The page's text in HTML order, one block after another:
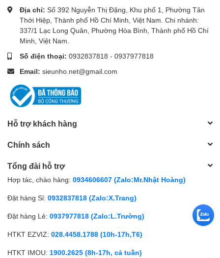
Địa chỉ: Số 392 Nguyễn Thị Đặng, Khu phố 1, Phường Tân
Thới Hiệp, Thành phố Hồ Chí Minh, Việt Nam. Chi nhánh:
337/1 Lạc Long Quân, Phường Hòa Bình, Thành phố Hồ Chí
Minh, Việt Nam.
Số điện thoại: 0932837818 - 0937977818
Email: sieunho.net@gmail.com
Hỗ trợ khách hàng
Chính sách
Tổng đài hỗ trợ
Hợp tác, chào hàng: 0934606607 (Zalo:Mr.Nhật Hoàng)
Đặt hàng Sỉ: 0932837818 (Zalo:X.Trang)
Đặt hàng Lẻ: 0937977818 (Zalo:L.Trường)
HTKT EZVIZ: 028.4458.1788 (10h-17h,T6)
HTKT IMOU: 1900.2625 (8h-17h, cả tuần)